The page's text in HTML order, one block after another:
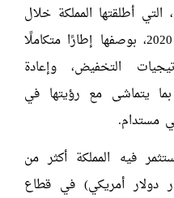
التي أطلقتها المملكة خلال
رئاستها لمجموعة العشرين عام 2020، بوصفها إطارًا متكاملًا
التخفيض، وإعادة
بما يتماشى مع رؤيتها في
مستدام.
فيه المملكة أكثر من
ريال سعودي (270 مليار دولار أمريكي) في قطاع